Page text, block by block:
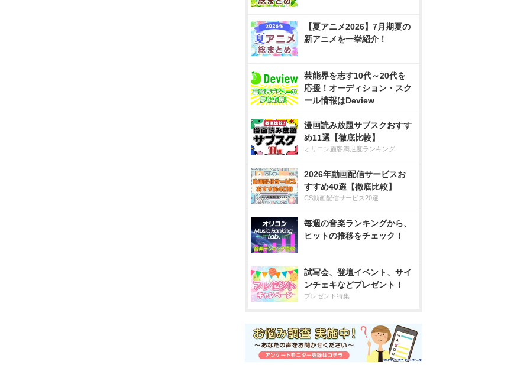
【夏アニメ2026】7月期夏の
新アニメを一挙紹介！
芸能界を志す10代～20代を
応援！オーディション・スク
ール情報はDeview
漫画読み放題サブスクおすす
め11選【徹底比較】
オリコン顧客満足度ランキング
2026年動画配信サービスお
すすめ40選【徹底比較】
CS動画配信サービス20選
毎週の音楽ランキングから、
ヒットの推移をチェック！
試写会、登壇イベント、サイ
ンチェキなどプレゼント！
プレゼント特集